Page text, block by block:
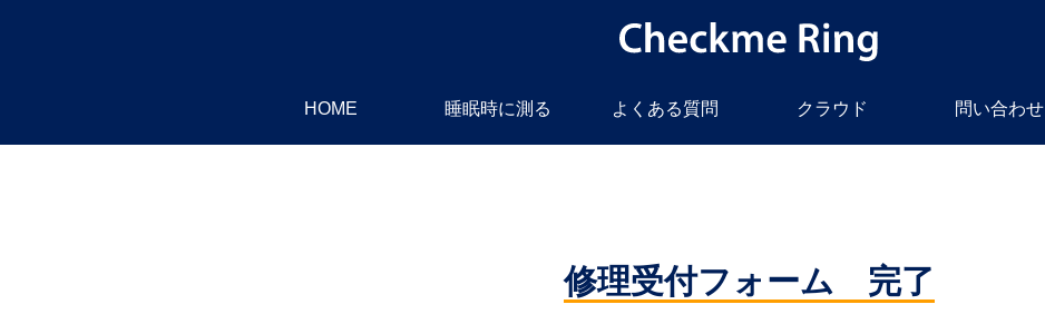
HOME 睡眠時に測る よくある質問 クラウド 問い合わせ
修理受付フォーム 完了